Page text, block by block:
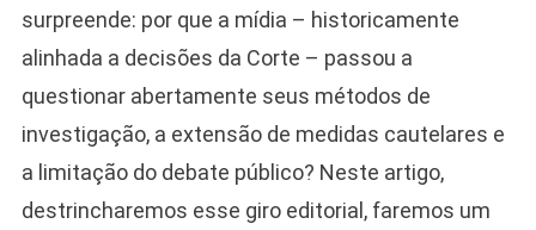
surpreende: por que a mídia – historicamente
alinhada a decisões da Corte – passou a
questionar abertamente seus métodos de
investigação, a extensão de medidas cautelares e
a limitação do debate público? Neste artigo,
destrincharemos esse giro editorial, faremos um